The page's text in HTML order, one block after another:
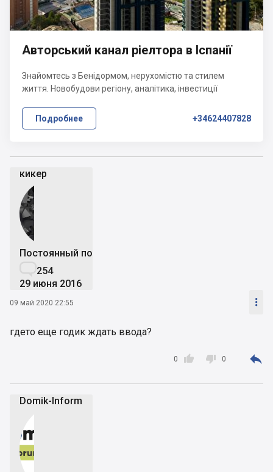
кикер
Постоянный пользователь
254
29 июня 2016
09 май 2020 22:55 
гдето еще годик ждать ввода?

0  0 
Domik-Inform
Авторський канал ріелтора в Іспанії
Знайомтесь з Бенідормом, нерухомістю та стилем
життя. Новобудови регіону, аналітика, інвестиції
Подробнее +34624407828